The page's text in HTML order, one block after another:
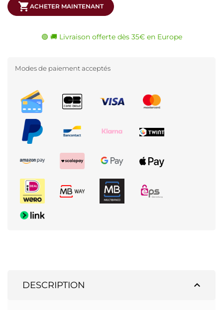
shopping_cart ACHETER MAINTENANT
🟢 🚚 Livraison offerte dès 35€ en Europe
Modes de paiement acceptés
expand_less
DESCRIPTION